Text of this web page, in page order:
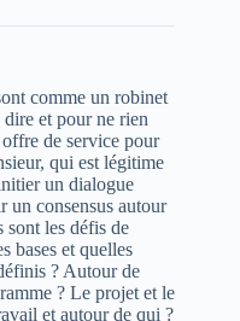
comme un robinet
et pour ne rien
offre de service pour
qui est légitime
un dialogue
un consensus autour
sont les défis de
bases et quelles
? Autour de
? Le projet et le
et autour de qui ?